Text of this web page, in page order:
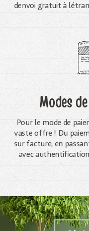
denvoi gratuit à
Modes
Pour le mode de
vaste offre ! Du
sur facture, en
avec